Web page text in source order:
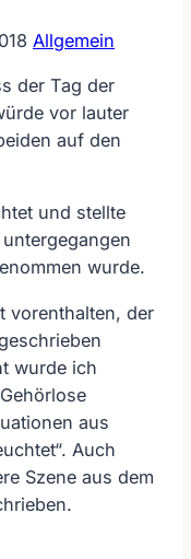
Allgemein
der Tag der
vor lauter
auf den
und stellte
wurde.
vorenthalten, der
wurde ich
aus
Auch
Szene aus dem